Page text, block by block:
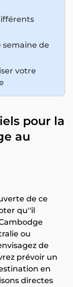
semaine de
votre
pour la
au
de ce
qu''il
ou
de
prévoir un
en
directes